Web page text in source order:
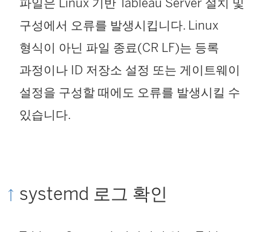
파일은 Linux 기반 Tableau Server 설치 및
구성에서 오류를 발생시킵니다. Linux
형식이 아닌 파일 종료(CR LF)는 등록
과정이나 ID 저장소 설정 또는 게이트웨이
설정을 구성할 때에도 오류를 발생시킬 수
있습니다.
systemd 로그 확인